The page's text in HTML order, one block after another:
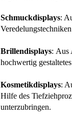
Schmuckdisplays:
Brillendisplays: Aus
hochwertig
Kosmetikdisplays:
Hilfe des
unterzubringen.